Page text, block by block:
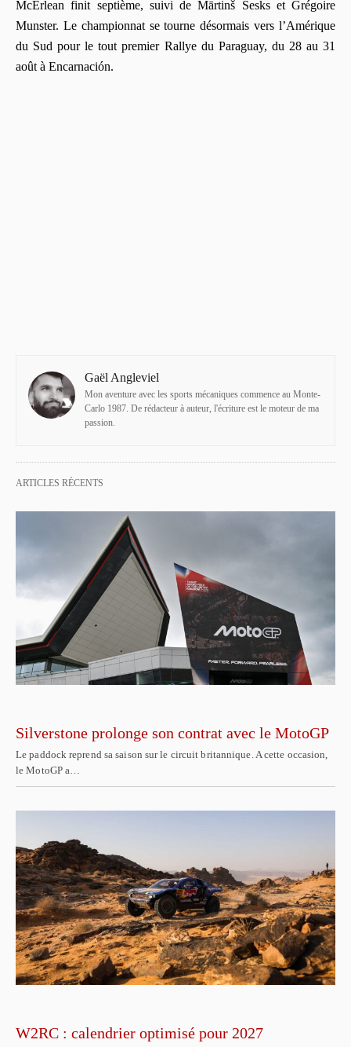
McErlean finit septième, suivi de Mārtinš Sesks et Grégoire
Munster. Le championnat se tourne désormais vers l’Amérique
du Sud pour le tout premier Rallye du Paraguay, du 28 au 31
août à Encarnación.
Gaël Angleviel
Mon aventure avec les sports mécaniques commence au Monte-
Carlo 1987. De rédacteur à auteur, l'écriture est le moteur de ma
passion.
ARTICLES RÉCENTS
Silverstone prolonge son contrat avec le MotoGP
Le paddock reprend sa saison sur le circuit britannique. A cette occasion,
le MotoGP a…
W2RC : calendrier optimisé pour 2027